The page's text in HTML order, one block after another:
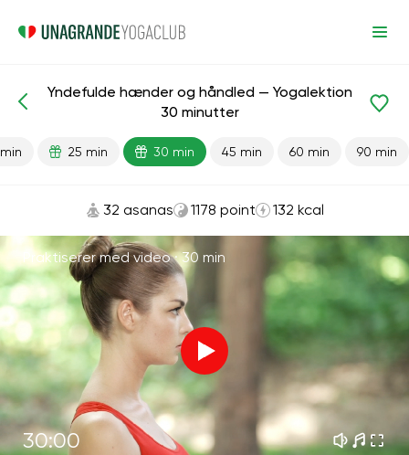
Færdiglavede lektioner Hænder
Yndefulde hænder og håndled — Yogalektion
30 minutter
25 min 30 min 45 min 60 min 90 min
32 asanas 1178 point 132 kcal
Praktiserer med video ·30 min
30:00